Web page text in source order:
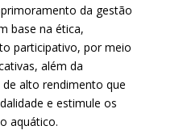
da gestão
base na ética,
participativo, por meio
além da
alto rendimento que
e estimule os
aquático.